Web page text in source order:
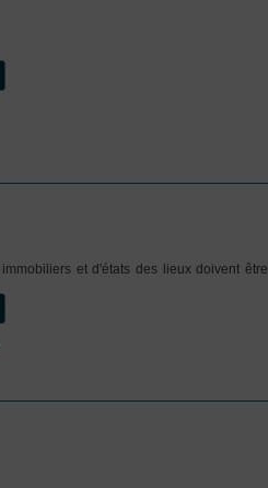
et d'états des lieux doivent être